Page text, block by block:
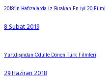
2018’in Hafızalarda İz Bırakan En İyi 20 Filmi
8 Şubat 2019
Yurtdışından Ödülle Dönen Türk Filmleri
29 Haziran 2018